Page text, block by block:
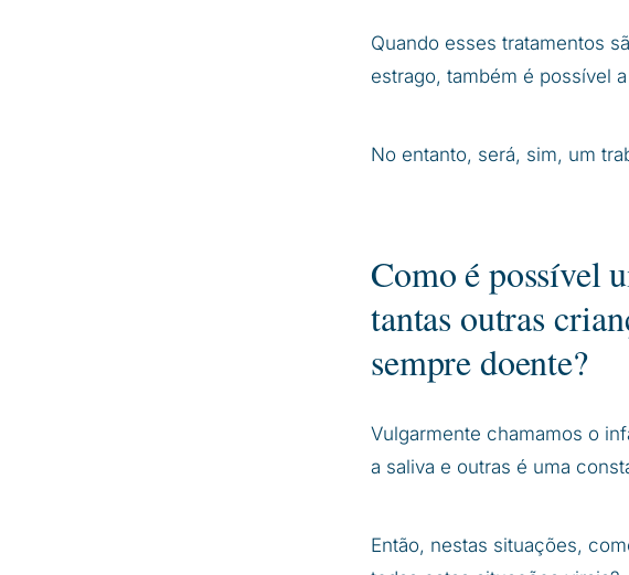
Quando esses tratamentos
estrago, também é possível
No entanto, será, sim, um
Como é possível
tantas outras
sempre doente?
Vulgarmente chamamos o
a saliva e outras é uma
Então, nestas situações,